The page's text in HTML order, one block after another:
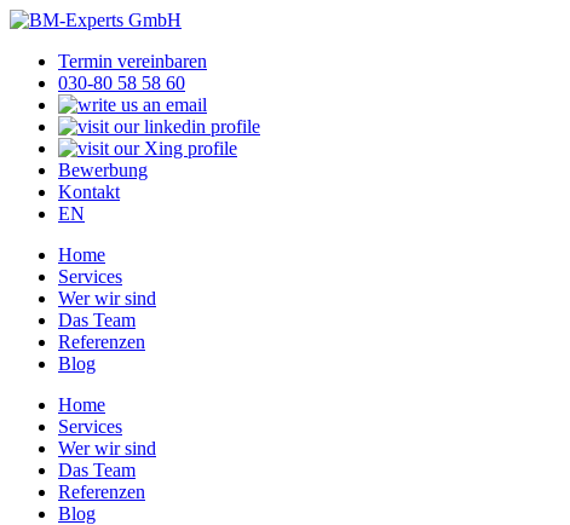
Termin vereinbaren
030-80 58 58 60
Bewerbung
Kontakt
EN
Home
Services
Wer wir sind
Das Team
Referenzen
Blog
Home
Services
Wer wir sind
Das Team
Referenzen
Blog